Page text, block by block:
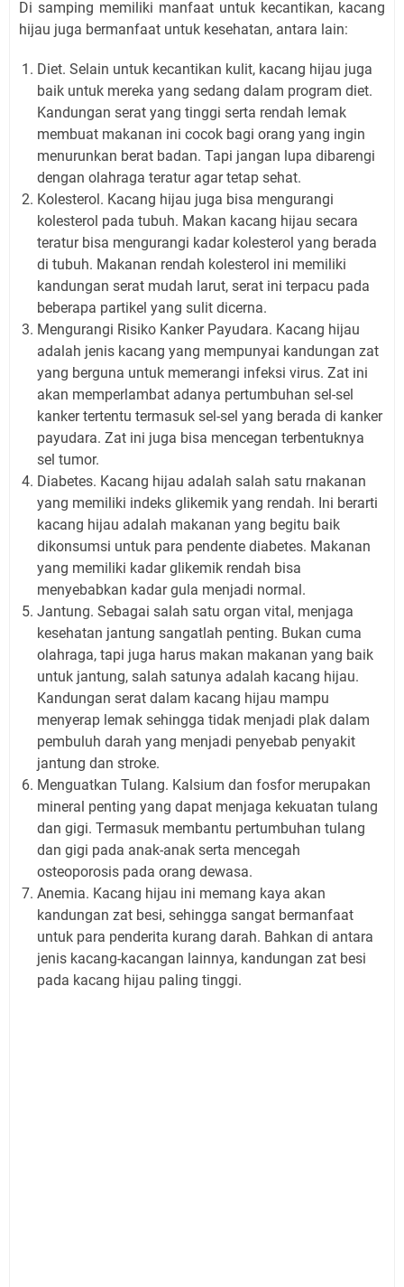
Di samping memiliki manfaat untuk kecantikan, kacang
hijau juga bermanfaat untuk kesehatan, antara lain:
Diet. Selain untuk kecantikan kulit, kacang hijau juga
baik untuk mereka yang sedang dalam program diet.
Kandungan serat yang tinggi serta rendah lemak
membuat makanan ini cocok bagi orang yang ingin
menurunkan berat badan. Tapi jangan lupa dibarengi
dengan olahraga teratur agar tetap sehat.
Kolesterol. Kacang hijau juga bisa mengurangi
kolesterol pada tubuh. Makan kacang hijau secara
teratur bisa mengurangi kadar kolesterol yang berada
di tubuh. Makanan rendah kolesterol ini memiliki
kandungan serat mudah larut, serat ini terpacu pada
beberapa partikel yang sulit dicerna.
Mengurangi Risiko Kanker Payudara. Kacang hijau
adalah jenis kacang yang mempunyai kandungan zat
yang berguna untuk memerangi infeksi virus. Zat ini
akan memperlambat adanya pertumbuhan sel-sel
kanker tertentu termasuk sel-sel yang berada di kanker
payudara. Zat ini juga bisa mencegan terbentuknya
sel tumor.
Diabetes. Kacang hijau adalah salah satu rnakanan
yang memiliki indeks glikemik yang rendah. Ini berarti
kacang hijau adalah makanan yang begitu baik
dikonsumsi untuk para pendente diabetes. Makanan
yang memiliki kadar glikemik rendah bisa
menyebabkan kadar gula menjadi normal.
Jantung. Sebagai salah satu organ vital, menjaga
kesehatan jantung sangatlah penting. Bukan cuma
olahraga, tapi juga harus makan makanan yang baik
untuk jantung, salah satunya adalah kacang hijau.
Kandungan serat dalam kacang hijau mampu
menyerap lemak sehingga tidak menjadi plak dalam
pembuluh darah yang menjadi penyebab penyakit
jantung dan stroke.
Menguatkan Tulang. Kalsium dan fosfor merupakan
mineral penting yang dapat menjaga kekuatan tulang
dan gigi. Termasuk membantu pertumbuhan tulang
dan gigi pada anak-anak serta mencegah
osteoporosis pada orang dewasa.
Anemia. Kacang hijau ini memang kaya akan
kandungan zat besi, sehingga sangat bermanfaat
untuk para penderita kurang darah. Bahkan di antara
jenis kacang-kacangan lainnya, kandungan zat besi
pada kacang hijau paling tinggi.